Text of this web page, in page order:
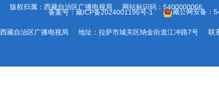
版权归属：西藏自治区广播电视局 网站标识码：5400000066
备案号：藏ICP备2024001195号-1 藏公网安备：
西藏自治区广播电视局 地址：拉萨市城关区纳金街道江冲路7号 联